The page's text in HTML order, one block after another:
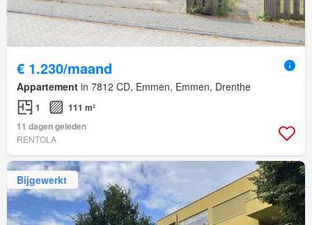
€ 1.230/maand
Appartement in 7812 CD, Emmen, Emmen, Drenthe
1
111 m²
11 dagen geleden
RENTOLA
Bijgewerkt